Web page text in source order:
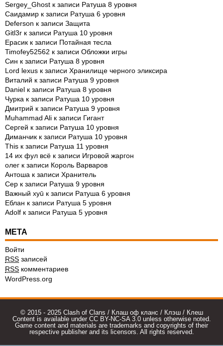
Sergey_Ghost к записи Ратуша 8 уровня
Саидамир к записи Ратуша 6 уровня
Deferson к записи Защита
Gitl3r к записи Ратуша 10 уровня
Ерасик к записи Потайная тесла
Timofey52562 к записи Обложки игры
Син к записи Ратуша 8 уровня
Lord lexus к записи Хранилище черного эликсира
Виталий к записи Ратуша 9 уровня
Daniel к записи Ратуша 8 уровня
Чурка к записи Ратуша 10 уровня
Дмитрий к записи Ратуша 9 уровня
Muhammad Ali к записи Гигант
Сергей к записи Ратуша 10 уровня
Диманчик к записи Ратуша 10 уровня
This к записи Ратуша 11 уровня
14 их фул всё к записи Игровой жаргон
олег к записи Король Варваров
Антоша к записи Хранитель
Сер к записи Ратуша 9 уровня
Важный xyū к записи Ратуша 6 уровня
Еблан к записи Ратуша 5 уровня
Adolf к записи Ратуша 5 уровня
МЕТА
Войти
RSS записей
RSS комментариев
WordPress.org
© 2015 - 2025 Clash of Clans / Клаш оф кланс / Клэш / Клеш
Content is available under CC BY-NC-SA 3.0 unless otherwise noted.
Game content and materials are trademarks and copyrights of their
respective publisher and its licensors. All rights reserved.